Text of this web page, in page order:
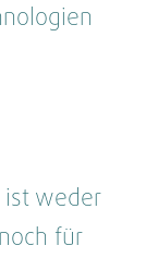
weder
für